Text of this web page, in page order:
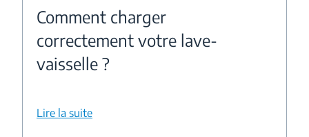
Comment charger
correctement votre lave-
vaisselle ?
Lire la suite